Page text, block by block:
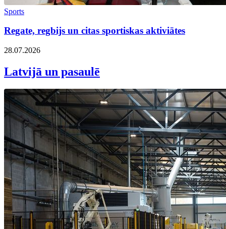
Sports
Regate, regbijs un citas sportiskas aktiviātes
28.07.2026
Latvijā un pasaulē